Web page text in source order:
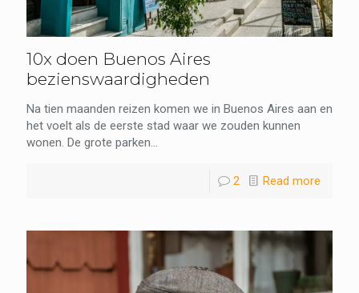
10x doen Buenos Aires
bezienswaardigheden
Na tien maanden reizen komen we in Buenos Aires aan en
het voelt als de eerste stad waar we zouden kunnen
wonen. De grote parken...
2 Read more